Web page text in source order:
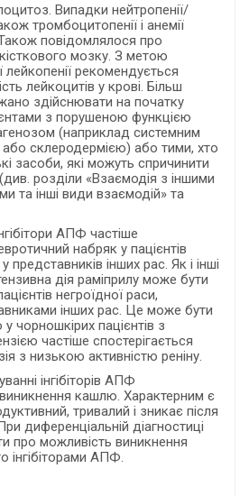
Випадки нейтропенії/
тромбоцитопенії і анемії
повідомлялося про
кісткового мозку. З метою
рекомендується
лейкоцитів у крові. Більш
здійснювати на початку
з порушеною функцією
(наприклад системним
склеродермією) або тими, хто
засоби, які можуть спричинити
розділи «Взаємодія з іншими
та інші види взаємодій» та
АПФ частіше
набряк у пацієнтів
представників інших рас. Як і інші
дія раміприлу може бути
негроїдної раси,
інших рас. Це може бути
чорношкірих пацієнтів з
частіше спостерігається
з низькою активністю реніну.
інгібіторів АПФ
кашлю. Характерним є
тривалий і зникає після
диференціальній діагностиці
про можливість виникнення
інгібіторами АПФ.